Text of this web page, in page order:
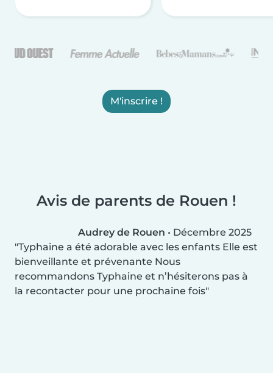
M'inscrire !
Avis de parents de Rouen !
Audrey de Rouen • Décembre 2025
Typhaine a été adorable avec les enfants Elle est
bienveillante et prévenante Nous
recommandons Typhaine et n’hésiterons pas à
la recontacter pour une prochaine fois